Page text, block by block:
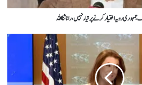
رویہ اختیار کرنے پر تیار نہیں،راناثنااللہ